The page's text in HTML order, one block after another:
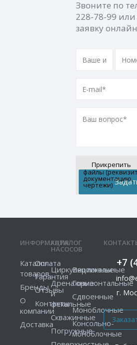
Звоните по
228-78-99 или
заявку онлайн
Прикрепить
файлы
документацию,
чертежи)
+7
г.
ИНФОРМАЦИЯ
Каталог
товаров
Бренды
О
компании
Доставка
Оплата
Гарантия
Отзывы
Контакты
КАТАЛОГ
НАСОСОВ
Циркуляционные
Дренажные
и
фекальные
Скважинные
Погружные
Вертикальные
Горизонтальные
Сдвоенные
Моноблочные
Консольно-
моноблочные